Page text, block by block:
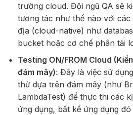
trường cloud. Đội ngũ QA sẽ
tương tác như thế nào với
địa (cloud-native) như
bucket hoặc cơ chế phân tải
Testing ON/FROM Cloud
đám mây): Đây là việc sử
thử dựa trên đám mây (như
LambdaTest) để thực thi các
ứng dụng, bất kể ứng dụng